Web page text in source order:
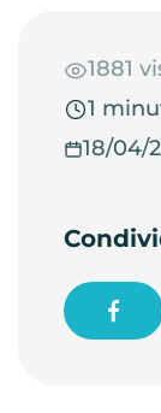
1881
1
18/04/